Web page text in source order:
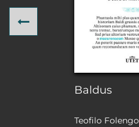
Baldus
Teofilo Folengo
Previous